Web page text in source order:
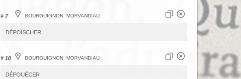
# 7 Bourguignon, Morvandiau
dépoischer
# 10 Bourguignon, Morvandiau
dépouécer